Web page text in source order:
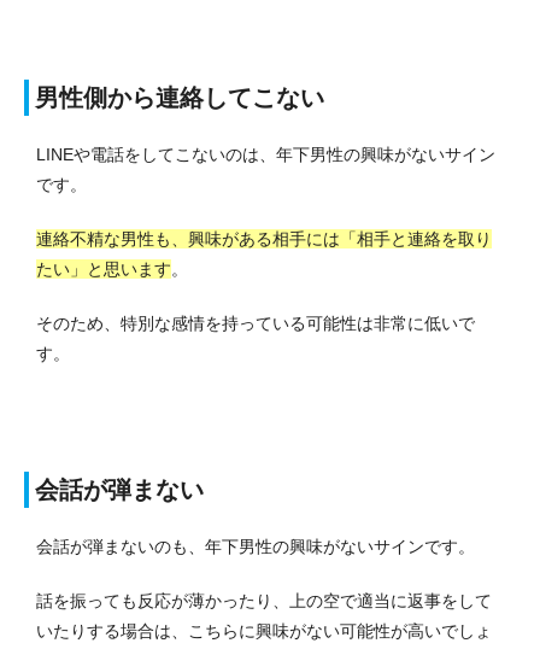
男性側から連絡してこない
LINEや電話をしてこないのは、年下男性の興味がないサイン
です。
連絡不精な男性も、興味がある相手には「相手と連絡を取り
たい」と思います。
そのため、特別な感情を持っている可能性は非常に低いで
す。
会話が弾まない
会話が弾まないのも、年下男性の興味がないサインです。
話を振っても反応が薄かったり、上の空で適当に返事をして
いたりする場合は、こちらに興味がない可能性が高いでしょ